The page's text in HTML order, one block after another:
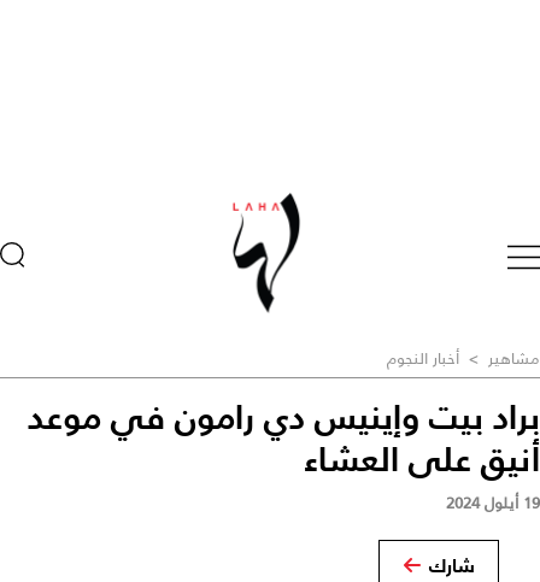
مشاهير > أخبار النجوم
براد بيت وإينيس دي رامون في موعد
أنيق على العشاء
19 أيلول 2024
شارك